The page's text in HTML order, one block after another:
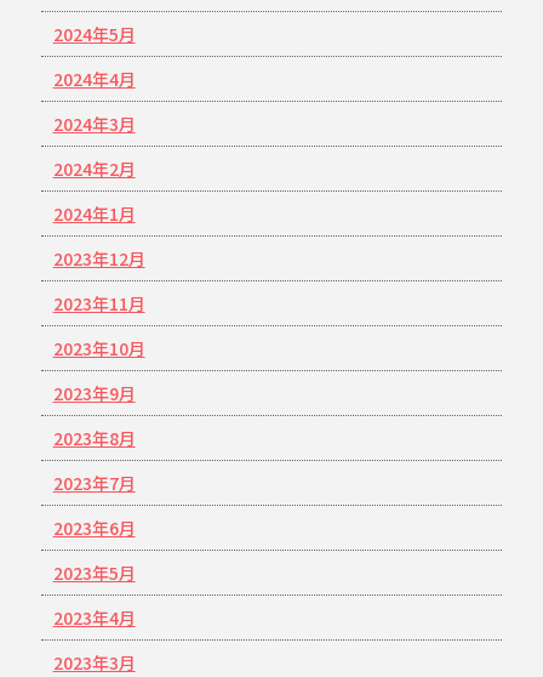
2024年5月
2024年4月
2024年3月
2024年2月
2024年1月
2023年12月
2023年11月
2023年10月
2023年9月
2023年8月
2023年7月
2023年6月
2023年5月
2023年4月
2023年3月